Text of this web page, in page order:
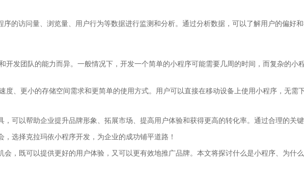
序的访问量、浏览量、用户行为等数据进行监测和分析。通过分析数据，可以了解用户的偏好
开发团队的能力而异。一般情况下，开发一个简单的小程序可能需要几周的时间，而复杂的小
度、更小的存储空间需求和更简单的使用方式。用户可以直接在移动设备上使用小程序，无需
可以帮助企业提升品牌形象、拓展市场、提高用户体验和获得更高的转化率。通过合理的
选择克拉玛依小程序开发，为企业的成功铺平道路！
会，既可以提供更好的用户体验，又可以更有效地推广品牌。本文将探讨什么是小程序、为